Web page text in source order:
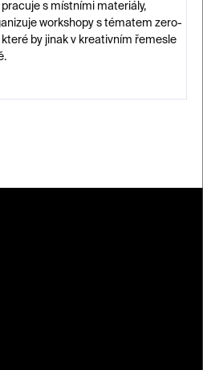
s místními materiály,
workshopy s tématem zero-
by jinak v kreativním řemesle